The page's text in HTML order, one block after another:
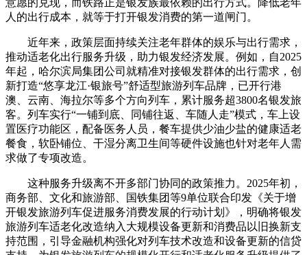
意愿的兑现，而铁路正是银发族最依赖的出行方式。降低老年
人的出行成本，就等于打开银发消费的第一道闸门。
近年来，政策层面持续关注老年群体的娱乐与出行需求，
推动适老化出行服务升级，助力银发经济发展。例如，自2025
年起，哈尔滨局集团公司就精准对接银发群体的出行需求，创
新打造“悠享龙江·银旅号”舒适型旅游列车品牌，已开行港
澳、云南、海拉尔等多个方向列车，累计服务超3800名银发旅
客。列车实行“一铺到底、同铺往返、车随人走”模式，车上设
置医疗功能区，配备医务人员，餐车提供少油少盐的健康适老
餐食，软卧铺位、干湿分离卫生间等硬件设施也针对老年人需
求做了专项改造。
这种服务升级离不开多部门协同的政策推力。2025年初，
商务部、文化和旅游部、国铁集团等9单位联合印发《关于增
开银发旅游列车促进服务消费发展的行动计划》，明确将银发
旅游列车适老化改造纳入大规模设备更新和消费品以旧换新支
持范围，引导金融机构强化对列车技术改造和设备更新的信贷